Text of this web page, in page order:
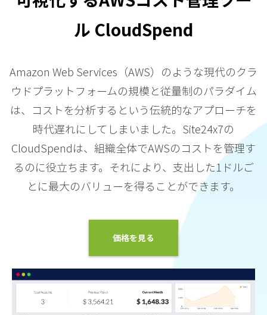
ル CloudSpend
Amazon Web Services（AWS）のような現代のクラ
ウドプラットフォームの規模と従量制のパラダイム
は、コストを分析するという伝統的なアプローチを
時代遅れにしてしまいました。Site24x7の
CloudSpendは、組織全体でAWSのコストを管理す
るのに役立ちます。それにより、支出した1ドルご
とに最大のバリューを得ることができます。
価格を見る